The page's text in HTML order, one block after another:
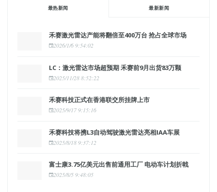
最热新闻 最新新闻
禾赛激光雷达产能将翻倍至400万台 抢占全球市场
2026/1/6 9:54:02
LC：激光雷达市场超预期 禾赛前9月出货83万颗
2025/11/28 8:52:22
禾赛科技正式在香港联交所挂牌上市
2025/9/17 9:15:16
禾赛科技将携L3自动驾驶激光雷达亮相IAA车展
2025/8/18 9:37:12
富士康3.75亿美元出售前通用工厂 电动车计划折戟
2025/8/5 9:48:05